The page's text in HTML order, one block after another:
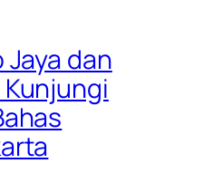
dan
Kunjungi